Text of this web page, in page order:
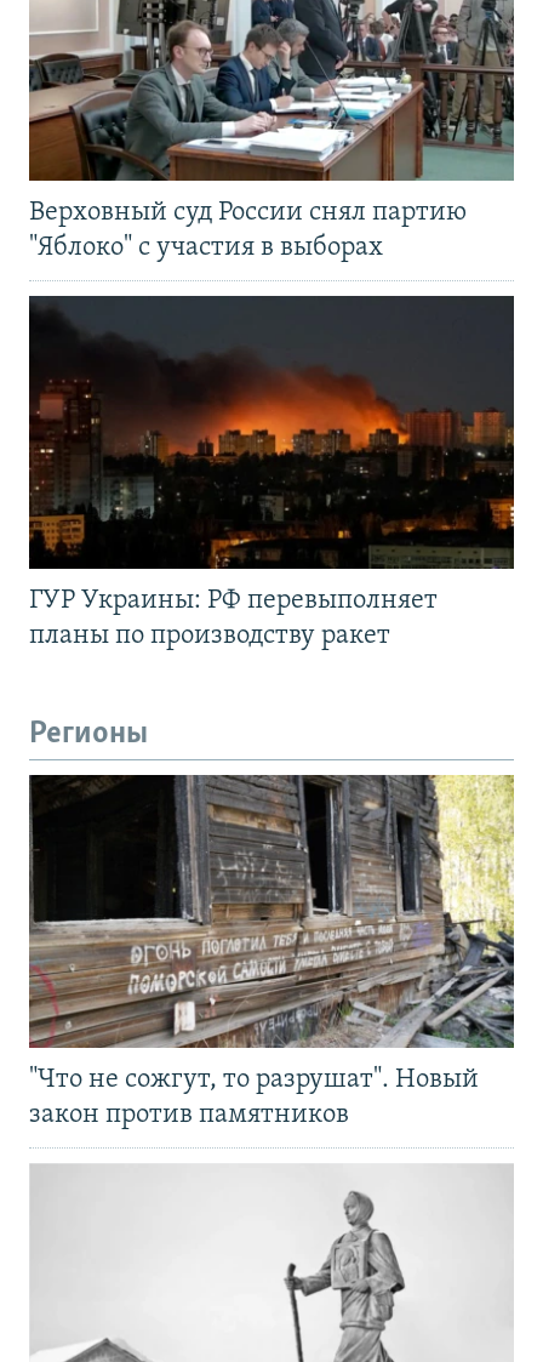
Верховный суд России снял партию
"Яблоко" с участия в выборах
ГУР Украины: РФ перевыполняет
планы по производству ракет
Регионы
"Что не сожгут, то разрушат". Новый
закон против памятников